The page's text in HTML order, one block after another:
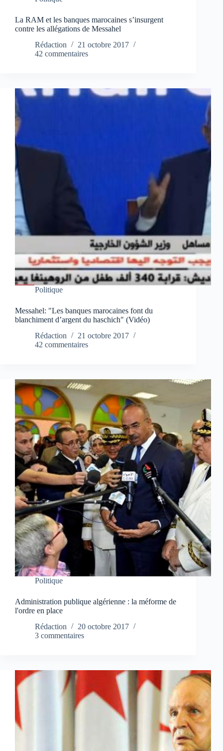
La RAM et les banques marocaines s’insurgent
contre les allégations de Messahel
Rédaction
21 octobre 2017
42 commentaires
Politique
Messahel: "Les banques marocaines font du
blanchiment d’argent du haschich" (Vidéo)
Rédaction
21 octobre 2017
42 commentaires
Politique
Administration publique algérienne : la méforme de
l'ordre en place
Rédaction
20 octobre 2017
3 commentaires